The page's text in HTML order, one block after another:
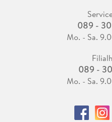
089 -
Mo. - Sa.
089 -
Mo. - Sa.